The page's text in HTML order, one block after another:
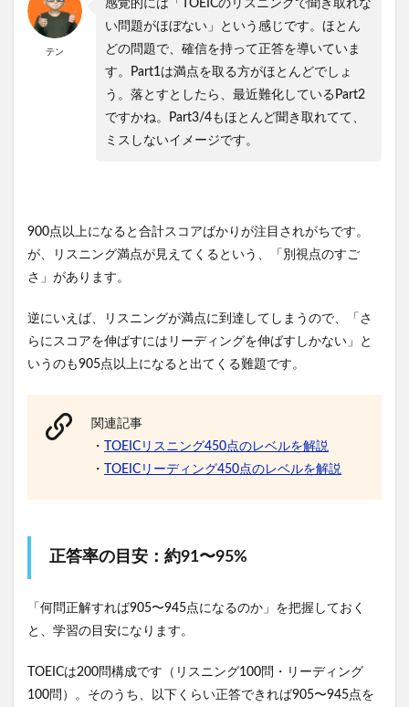
テン
感覚的には「TOEICのリスニングで聞き取れな
い問題がほぼない」という感じです。ほとん
どの問題で、確信を持って正答を導いていま
す。Part1は満点を取る方がほとんどでしょ
う。落とすとしたら、最近難化しているPart2
ですかね。Part3/4もほとんど聞き取れてて、
ミスしないイメージです。
900点以上になると合計スコアばかりが注目されがちです。
が、リスニング満点が見えてくるという、「別視点のすご
さ」があります。
逆にいえば、リスニングが満点に到達してしまうので、「さ
らにスコアを伸ばすにはリーディングを伸ばすしかない」と
いうのも905点以上になると出てくる難題です。
関連記事
・
TOEICリスニング450点のレベルを解説
・
TOEICリーディング450点のレベルを解説
正答率の目安：約91〜95%
「何問正解すれば905〜945点になるのか」を把握しておく
と、学習の目安になります。
TOEICは200問構成です（リスニング100問・リーディング
100問）。そのうち、以下くらい正答できれば905〜945点を